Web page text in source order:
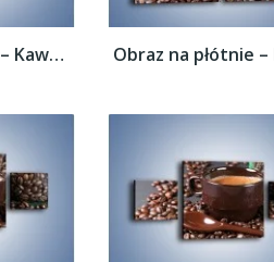
Obraz na płótnie – Kawa w ciemnej...